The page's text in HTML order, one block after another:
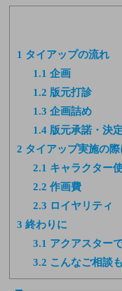
1 タイアップの流れ
1.1 企画
1.2 版元打診
1.3 企画詰め
1.4 版元承諾・決定
2 タイアップ実施の
2.1 キャラクター
2.2 作画費
2.3 ロイヤリティ
3 終わりに
3.1 アクアスター
3.2 こんなご相談